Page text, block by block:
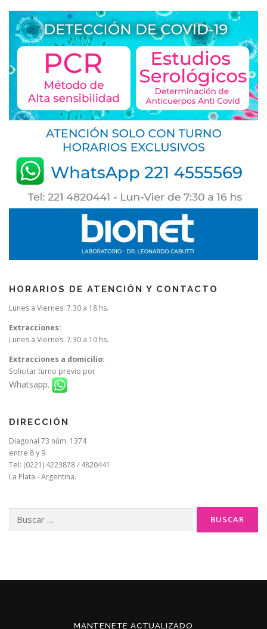
HORARIOS DE ATENCIÓN Y CONTACTO
Lunes a Viernes: 7.30 a 18 hs.
Extracciones:
Lunes a Viernes: 7.30 a 10 hs.
Extracciones a domicilio:
Solicitar turno previo por
Whatsapp.
DIRECCIÓN
Diagonal 73 núm. 1374
entre 8 y 9
Tel: (0221) 4223878 / 4820441
La Plata - Argentina.
MANTENETE ACTUALIZADO